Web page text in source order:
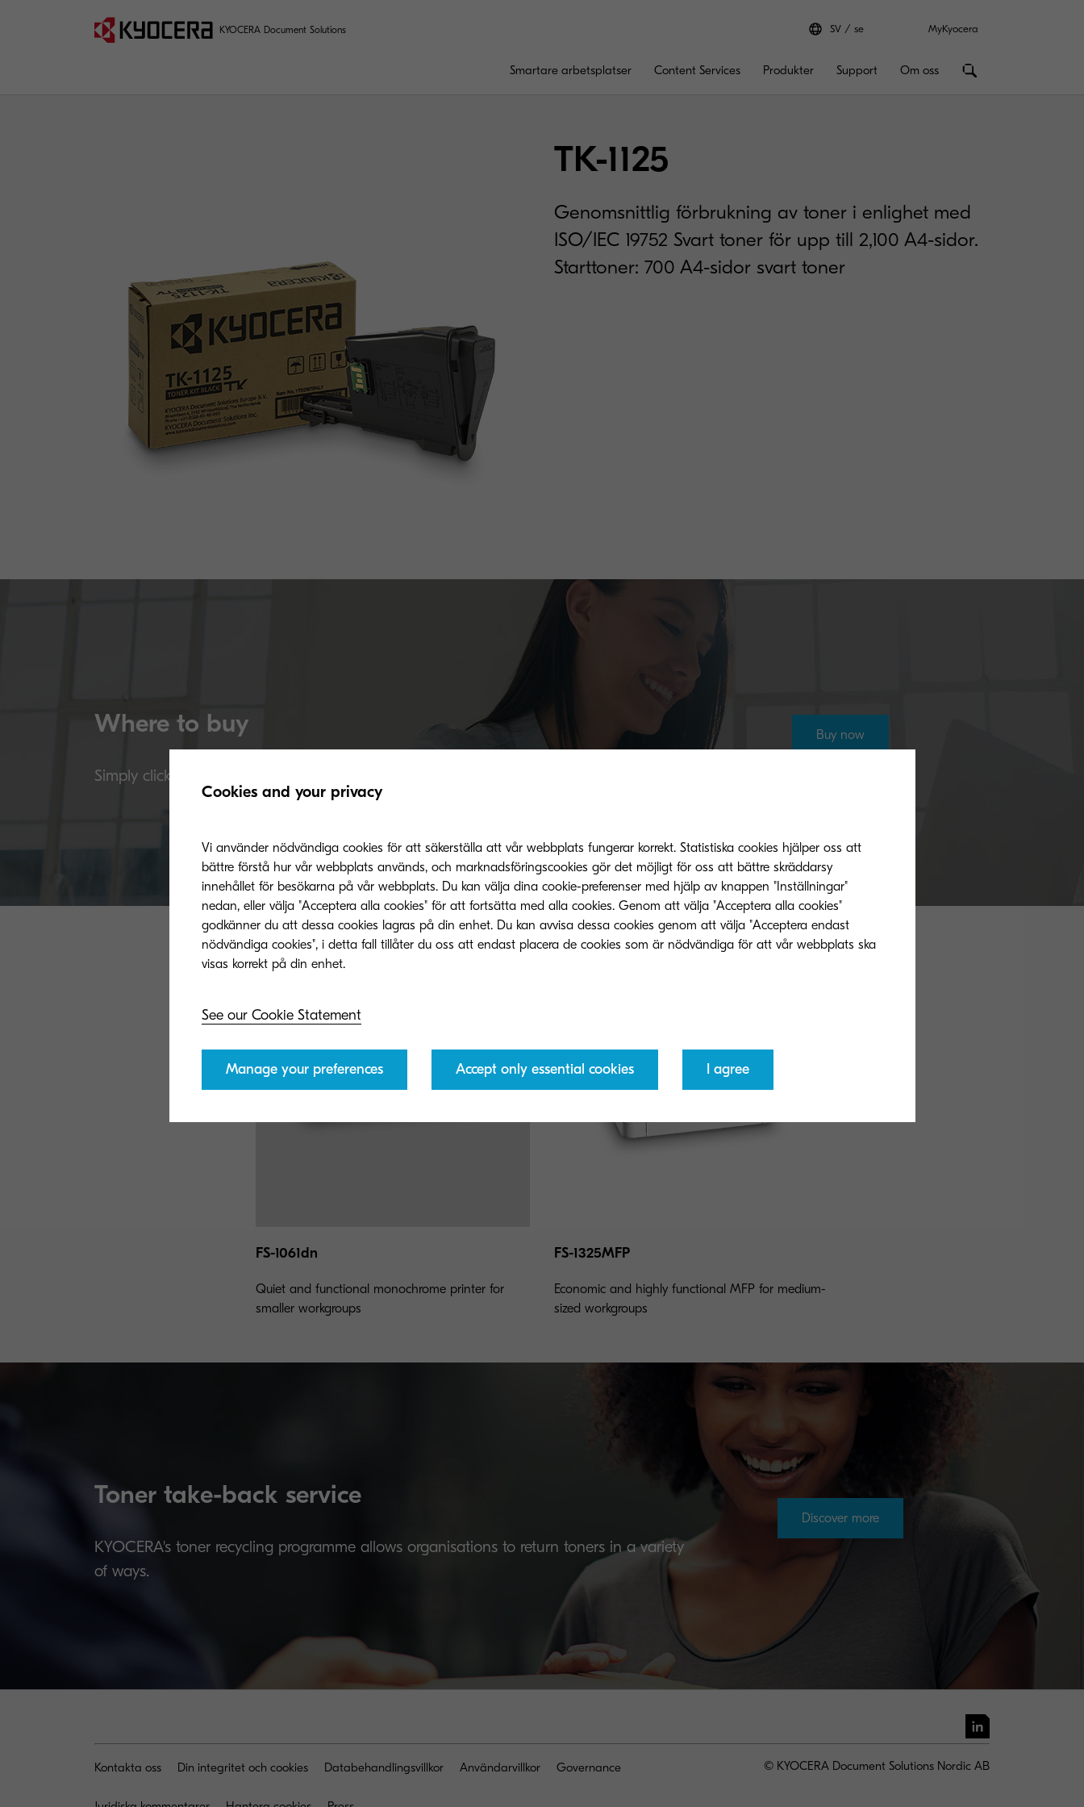
KYOCERA Document Solutions SV se MyKyocera
Smartare arbetsplatser Content Services Produkter Support Om oss
TK-1125
Genomsnittlig förbrukning av toner i enlighet med
ISO/IEC 19752 Svart toner för upp till 2,100 A4-sidor.
Starttoner: 700 A4-sidor svart toner
Where to buy
Simply click below to begin the purchasing process and take efficiency to the next level.
Buy now
Related products
FS-1061dn
Quiet and functional monochrome printer for
smaller workgroups
FS-1325MFP
Economic and highly functional MFP for medium-
sized workgroups
Toner take-back service
KYOCERA's toner recycling programme allows organisations to return toners in a variety
of ways.
Discover more
Kontakta oss Din integritet och cookies Databehandlingsvillkor Användarvillkor Governance © KYOCERA Document Solutions Nordic AB
Cookies and your privacy
Vi använder nödvändiga cookies för att säkerställa att vår webbplats fungerar korrekt. Statistiska cookies hjälper oss att
bättre förstå hur vår webbplats används, och marknadsföringscookies gör det möjligt för oss att bättre skräddarsy
innehållet för besökarna på vår webbplats. Du kan välja dina cookie-preferenser med hjälp av knappen "Inställningar"
nedan, eller välja "Acceptera alla cookies" för att fortsätta med alla cookies. Genom att välja "Acceptera alla cookies"
godkänner du att dessa cookies lagras på din enhet. Du kan avvisa dessa cookies genom att välja "Acceptera endast
nödvändiga cookies", i detta fall tillåter du oss att endast placera de cookies som är nödvändiga för att vår webbplats ska
visas korrekt på din enhet.
See our Cookie Statement
Manage your preferences Accept only essential cookies I agree